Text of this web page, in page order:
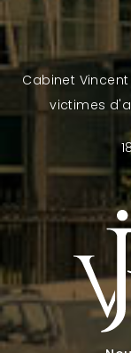
Cabinet
victimes